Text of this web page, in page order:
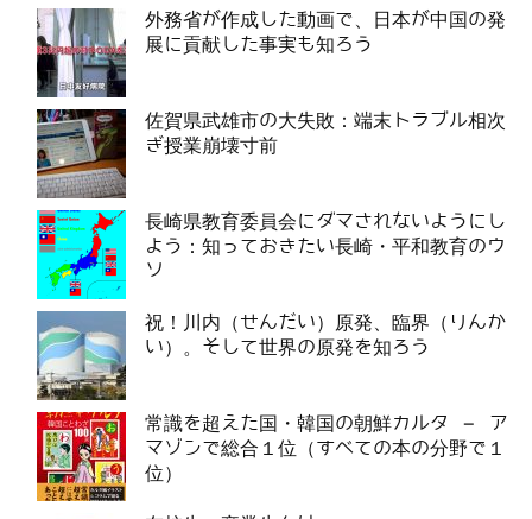
外務省が作成した動画で、日本が中国の発
展に貢献した事実も知ろう
佐賀県武雄市の大失敗：端末トラブル相次
ぎ授業崩壊寸前
長崎県教育委員会にダマされないようにし
よう：知っておきたい長崎・平和教育のウ
ソ
祝！川内（せんだい）原発、臨界（りんか
い）。そして世界の原発を知ろう
常識を超えた国・韓国の朝鮮カルタ – ア
マゾンで総合１位（すべての本の分野で１
位）